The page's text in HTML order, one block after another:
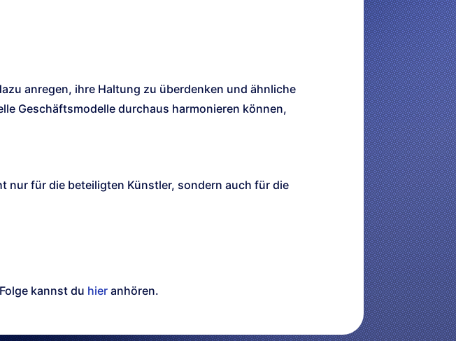
anregen, ihre Haltung zu überdenken und ähnliche
Geschäftsmodelle durchaus harmonieren können,
nur für die beteiligten Künstler, sondern auch für die
kannst du hier anhören.